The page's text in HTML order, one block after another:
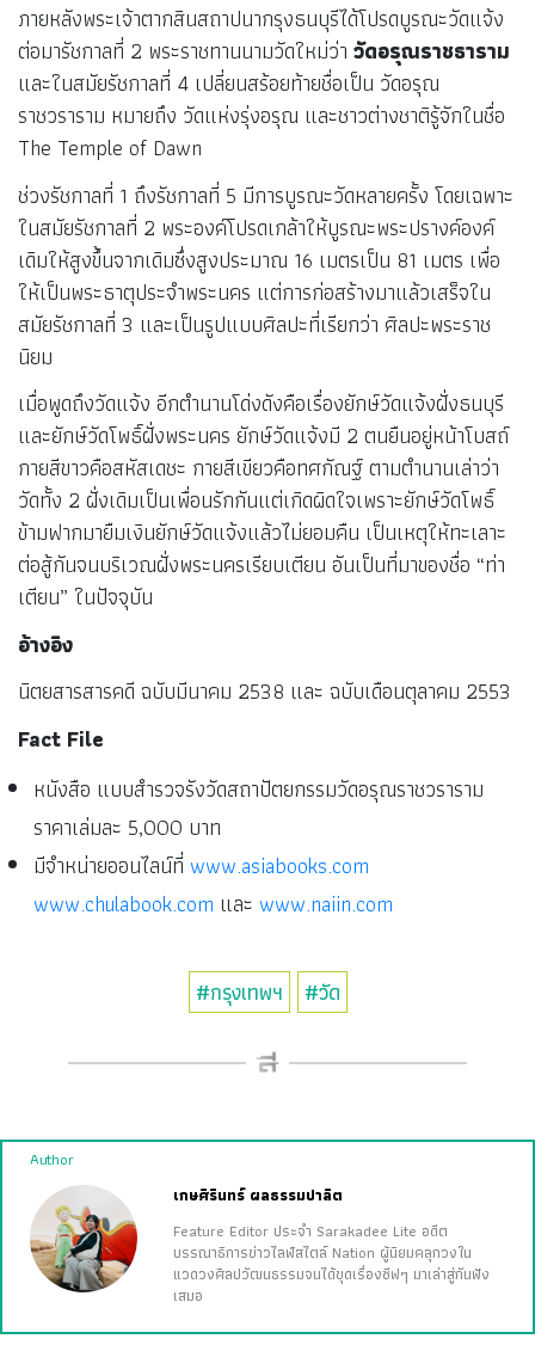
ภายหลังพระเจ้าตากสินสถาปนากรุงธนบุรีได้โปรดบูรณะวัดแจ้ง
ต่อมารัชกาลที่ 2 พระราชทานนามวัดใหม่ว่า วัดอรุณราชธาราม
และในสมัยรัชกาลที่ 4 เปลี่ยนสร้อยท้ายชื่อเป็น วัดอรุณ
ราชวราราม หมายถึง วัดแห่งรุ่งอรุณ และชาวต่างชาติรู้จักในชื่อ
The Temple of Dawn
ช่วงรัชกาลที่ 1 ถึงรัชกาลที่ 5 มีการบูรณะวัดหลายครั้ง โดยเฉพาะ
ในสมัยรัชกาลที่ 2 พระองค์โปรดเกล้าให้บูรณะพระปรางค์องค์
เดิมให้สูงขึ้นจากเดิมซึ่งสูงประมาณ 16 เมตรเป็น 81 เมตร เพื่อ
ให้เป็นพระธาตุประจำพระนคร แต่การก่อสร้างมาแล้วเสร็จใน
สมัยรัชกาลที่ 3 และเป็นรูปแบบศิลปะที่เรียกว่า ศิลปะพระราช
นิยม
เมื่อพูดถึงวัดแจ้ง อีกตำนานโด่งดังคือเรื่องยักษ์วัดแจ้งฝั่งธนบุรี
และยักษ์วัดโพธิ์ฝั่งพระนคร ยักษ์วัดแจ้งมี 2 ตนยืนอยู่หน้าโบสถ์
กายสีขาวคือสหัสเดชะ กายสีเขียวคือทศกัณฐ์ ตามตำนานเล่าว่า
วัดทั้ง 2 ฝั่งเดิมเป็นเพื่อนรักกันแต่เกิดผิดใจเพราะยักษ์วัดโพธิ์
ข้ามฟากมายืมเงินยักษ์วัดแจ้งแล้วไม่ยอมคืน เป็นเหตุให้ทะเลาะ
ต่อสู้กันจนบริเวณฝั่งพระนครเรียบเตียน อันเป็นที่มาของชื่อ “ท่า
เตียน” ในปัจจุบัน
อ้างอิง
นิตยสารสารคดี ฉบับมีนาคม 2538 และ ฉบับเดือนตุลาคม 2553
Fact File
หนังสือ แบบสำรวจรังวัดสถาปัตยกรรมวัดอรุณราชวราราม
ราคาเล่มละ 5,000 บาท
มีจำหน่ายออนไลน์ที่ www.asiabooks.com
www.chulabook.com และ www.naiin.com
#กรุงเทพฯ #วัด
Author
เกษศิรินทร์ ผลธรรมปาลิต
Feature Editor ประจำ Sarakadee Lite อดีต
บรรณาธิการข่าวไลฟ์สไตล์ Nation ผู้นิยมคลุกวงใน
แวดวงศิลปวัฒนธรรมจนได้ขุดเรื่องซีฟๆ มาเล่าสู่กันฟัง
เสมอ